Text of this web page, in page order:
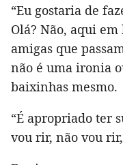
“Eu gostaria de
Olá? Não, aqui
amigas que
não é uma ironia
baixinhas mesmo.
“É apropriado ter
vou rir, não vou